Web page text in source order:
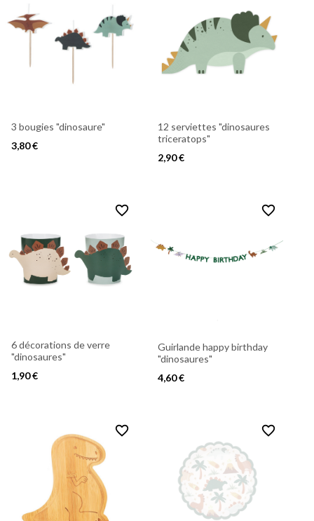
3 bougies "dinosaure"
3,80 €
12 serviettes "dinosaures
triceratops"
2,90 €
favorite_border
6 décorations de verre
"dinosaures"
1,90 €
favorite_border
Guirlande happy birthday
"dinosaures"
4,60 €
favorite_border favorite_border